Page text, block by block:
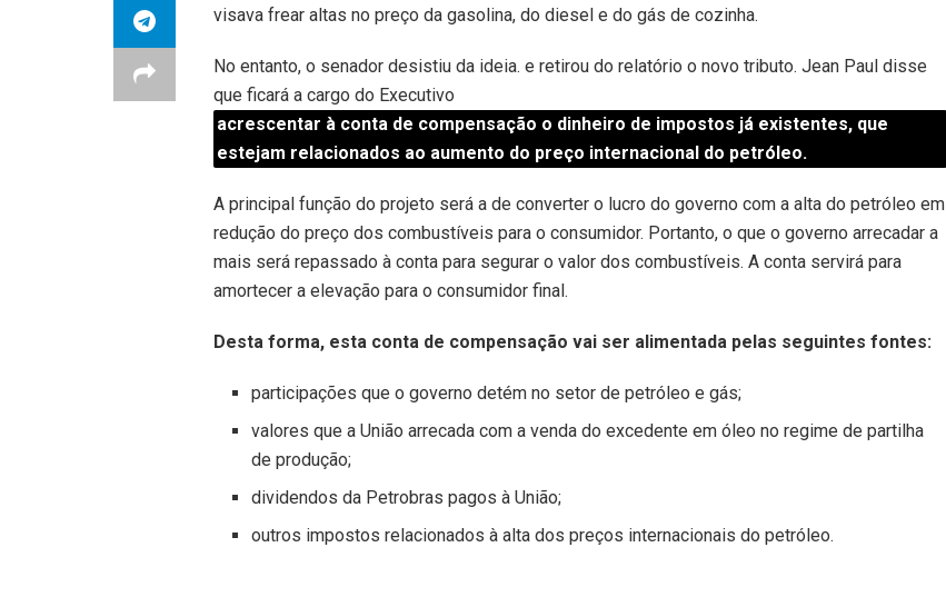
visava frear altas no preço da gasolina, do diesel e do gás de cozinha.
No entanto, o senador desistiu da ideia. e retirou do relatório o novo tributo. Jean Paul disse
que ficará a cargo do Executivo
acrescentar à conta de compensação o dinheiro de impostos já existentes, que
estejam relacionados ao aumento do preço internacional do petróleo.
A principal função do projeto será a de converter o lucro do governo com a alta do petróleo em
redução do preço dos combustíveis para o consumidor. Portanto, o que o governo arrecadar a
mais será repassado à conta para segurar o valor dos combustíveis. A conta servirá para
amortecer a elevação para o consumidor final.
Desta forma, esta conta de compensação vai ser alimentada pelas seguintes fontes:
participações que o governo detém no setor de petróleo e gás;
valores que a União arrecada com a venda do excedente em óleo no regime de partilha
de produção;
dividendos da Petrobras pagos à União;
outros impostos relacionados à alta dos preços internacionais do petróleo.